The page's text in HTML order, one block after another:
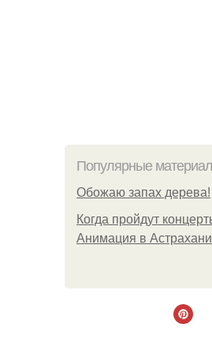
Популярные
Обожaю зaпах деpева!
Когда пройдут
Анимация в Астрахани